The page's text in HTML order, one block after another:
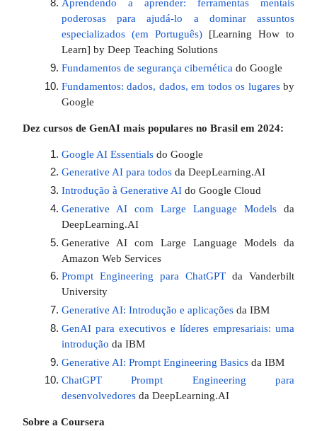
Aprendendo a aprender: ferramentas mentais
poderosas para ajudá-lo a dominar assuntos
especializados (em Português) [Learning How to
Learn] by Deep Teaching Solutions
Fundamentos de segurança cibernética do Google
Fundamentos: dados, dados, em todos os lugaresby
Google
Dez cursos de GenAI mais populares no Brasil em 2024:
Google AI Essentials do Google
Generative AI para todos da DeepLearning.AI
Introdução à Generative AI do Google Cloud
Generative AI com Large Language Models da
DeepLearning.AI
Generative AI com Large Language Models da
Amazon Web Services
Prompt Engineering para ChatGPT da Vanderbilt
University
Generative AI: Introdução e aplicações da IBM
GenAI para executivos e líderes empresariais: uma
introdução da IBM
Generative AI: Prompt Engineering Basics da IBM
ChatGPT Prompt Engineering para
desenvolvedores da DeepLearning.AI
Sobre a Coursera